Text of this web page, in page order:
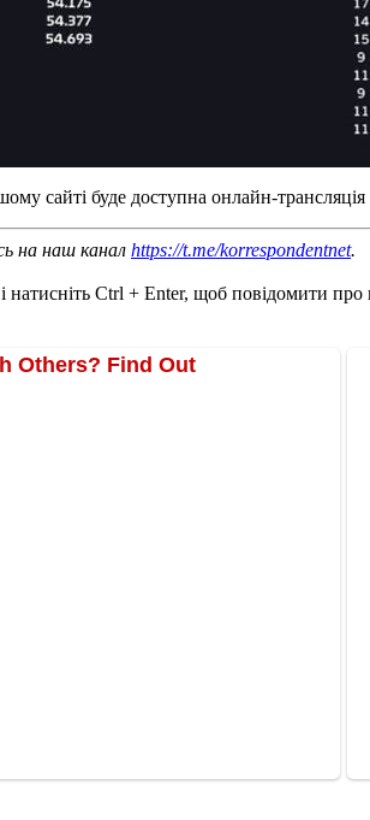
сайті буде доступна онлайн-
на наш канал https://t.me/korrespondentnet.
натисніть Ctrl + Enter, щоб повідомити про